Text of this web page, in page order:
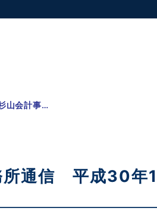
杉山会計事務所通信 平成30年11月号 Vol.120
所通信 平成30